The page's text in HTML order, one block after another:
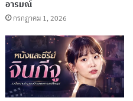
ละความรัก ซีรีส์นี้เล่าเรื่อง
ปีศาจ ที่สะท้อนให้เห็นถึง
จโหดร้ายกว่าปีศาจที่ถูกมอง
จากผู้บำเพ็ญเพียรคนหนึ่งที่
าถึงหมู่บ้านลึกลับ ความเชื่อ
อารมณ์
กรกฎาคม 1, 2026